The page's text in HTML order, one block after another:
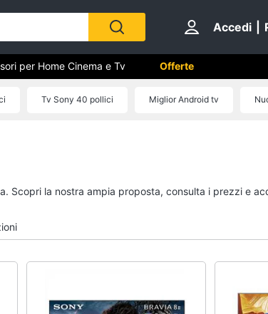
Accedi
e Parabole
Samsung
tutti
per Home Cinema e Tv Offerte
Tv Sony 40 pollici Miglior Android tv
Scopri la nostra ampia proposta, consulta i prezzi e